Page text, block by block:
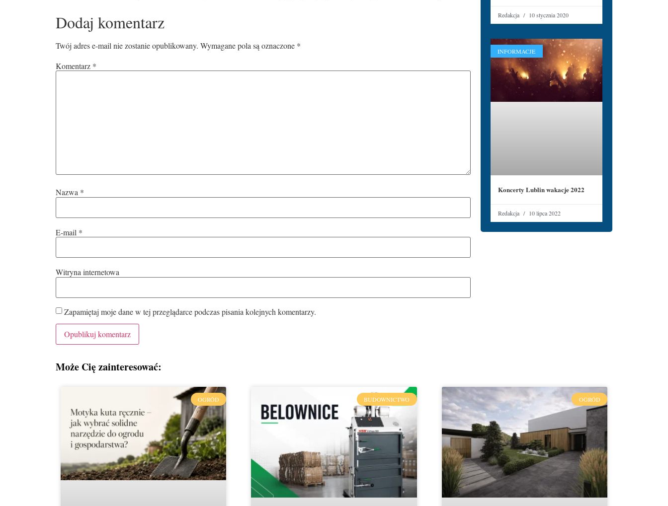
Dodaj komentarz
Twój adres e-mail nie zostanie opublikowany. Wymagane pola są oznaczone *
Komentarz *
Nazwa *
E-mail *
Witryna internetowa
Zapamiętaj moje dane w tej przeglądarce podczas pisania kolejnych komentarzy.
Redakcja 10 stycznia 2020
INFORMACJE
Koncerty Lublin wakacje 2022
Redakcja 10 lipca 2022
Może Cię zainteresować:
OGRÓD BUDOWNICTWO OGRÓD